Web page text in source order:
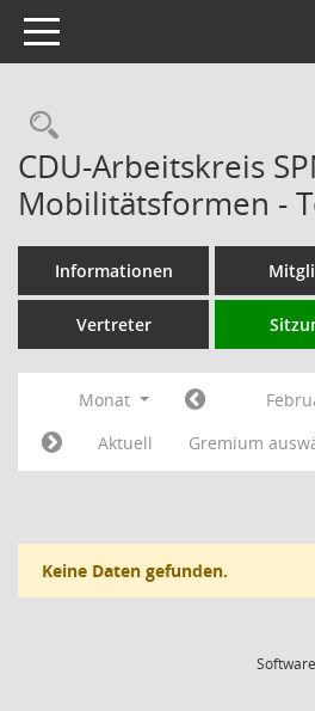
Toggle navigation
Rechercheauswahl
CDU-Arbeitskreis
Mobilitätsformen -
Informationen
Vertreter
Monat
Aktuell
Gremium
Keine Daten gefunden.